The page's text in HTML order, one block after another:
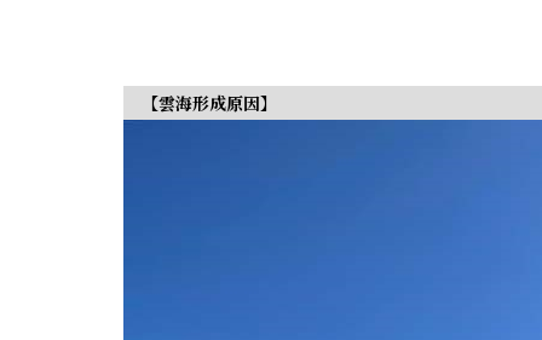
【雲海形成原因】